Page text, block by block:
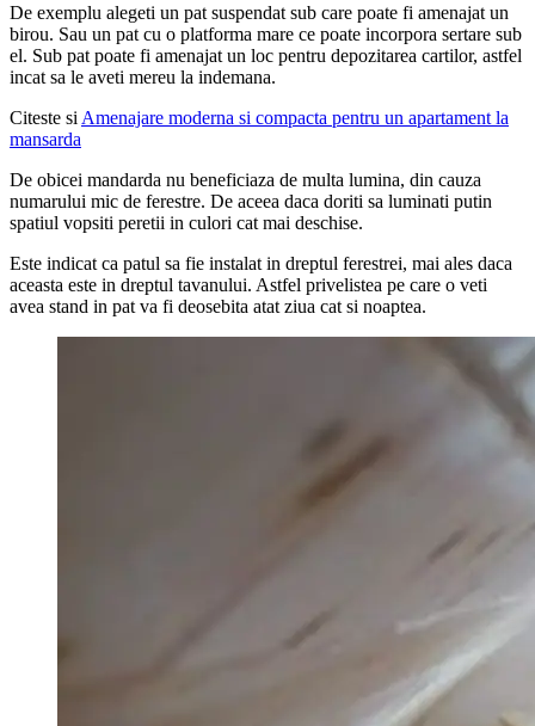
De exemplu alegeti un pat suspendat sub care poate fi amenajat un
birou. Sau un pat cu o platforma mare ce poate incorpora sertare sub
el. Sub pat poate fi amenajat un loc pentru depozitarea cartilor, astfel
incat sa le aveti mereu la indemana.
Citeste si Amenajare moderna si compacta pentru un apartament la
mansarda​
De obicei mandarda nu beneficiaza de multa lumina, din cauza
numarului mic de ferestre. De aceea daca doriti sa luminati putin
spatiul vopsiti peretii in culori cat mai deschise.
Este indicat ca patul sa fie instalat in dreptul ferestrei, mai ales daca
aceasta este in dreptul tavanului. Astfel privelistea pe care o veti
avea stand in pat va fi deosebita atat ziua cat si noaptea.